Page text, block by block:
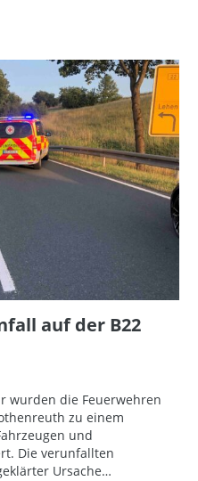
auf der B22
wurden die Feuerwehren
zu einem
und
Die verunfallten
Ursache…